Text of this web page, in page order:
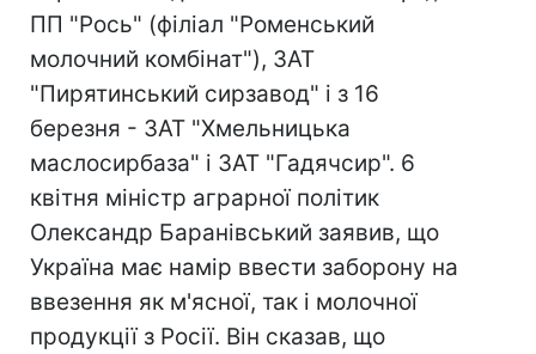
ПП "Рось" (філіал "Роменський
молочний комбінат"), ЗАТ
"Пирятинський сирзавод" і з 16
березня - ЗАТ "Хмельницька
маслосирбаза" і ЗАТ "Гадячсир". 6
квітня міністр аграрної політик
Олександр Баранівський заявив, що
Україна має намір ввести заборону на
ввезення як м'ясної, так і молочної
продукції з Росії. Він сказав, що